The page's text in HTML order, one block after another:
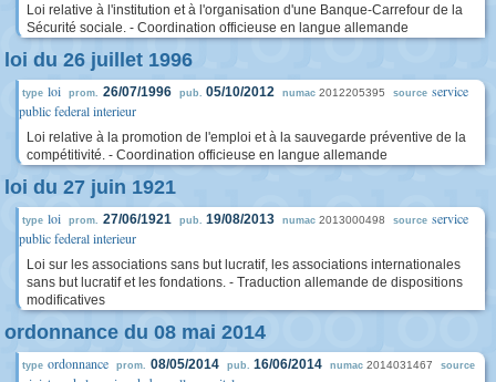
Loi relative à l'institution et à l'organisation d'une Banque-Carrefour de la
Sécurité sociale. - Coordination officieuse en langue allemande
loi du 26 juillet 1996
type loi prom. 26/07/1996 pub. 05/10/2012 numac 2012205395 source service
public federal interieur
Loi relative à la promotion de l'emploi et à la sauvegarde préventive de la
compétitivité. - Coordination officieuse en langue allemande
loi du 27 juin 1921
type loi prom. 27/06/1921 pub. 19/08/2013 numac 2013000498 source service
public federal interieur
Loi sur les associations sans but lucratif, les associations internationales
sans but lucratif et les fondations. - Traduction allemande de dispositions
modificatives
ordonnance du 08 mai 2014
type ordonnance prom. 08/05/2014 pub. 16/06/2014 numac 2014031467 source